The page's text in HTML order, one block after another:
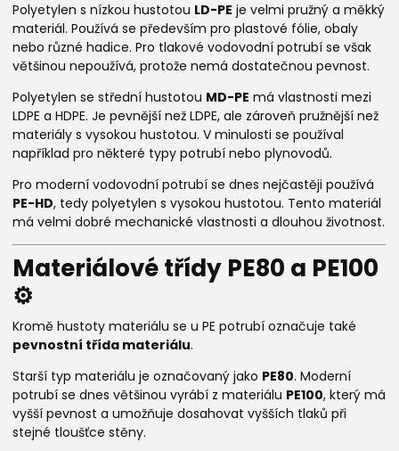
Polyetylen s nízkou hustotou LD-PE je velmi pružný a měkký
materiál. Používá se především pro plastové fólie, obaly
nebo různé hadice. Pro tlakové vodovodní potrubí se však
většinou nepoužívá, protože nemá dostatečnou pevnost.
Polyetylen se střední hustotou MD-PE má vlastnosti mezi
LDPE a HDPE. Je pevnější než LDPE, ale zároveň pružnější než
materiály s vysokou hustotou. V minulosti se používal
například pro některé typy potrubí nebo plynovodů.
Pro moderní vodovodní potrubí se dnes nejčastěji používá
PE-HD, tedy polyetylen s vysokou hustotou. Tento materiál
má velmi dobré mechanické vlastnosti a dlouhou životnost.
Materiálové třídy PE80 a PE100
⚙️
Kromě hustoty materiálu se u PE potrubí označuje také
pevnostní třída materiálu.
Starší typ materiálu je označovaný jako PE80. Moderní
potrubí se dnes většinou vyrábí z materiálu PE100, který má
vyšší pevnost a umožňuje dosahovat vyšších tlaků při
stejné tloušťce stěny.